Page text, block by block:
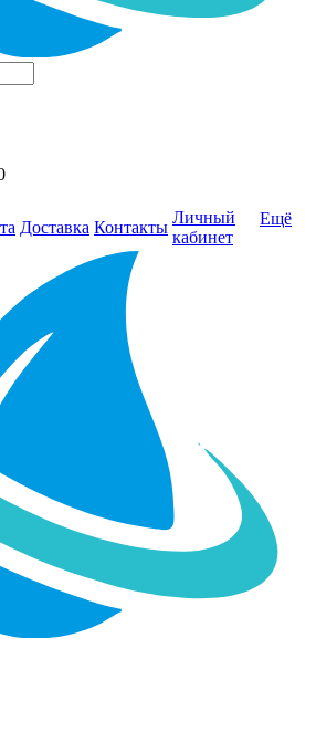
Доставка Контакты
Личный
кабинет
Ещё